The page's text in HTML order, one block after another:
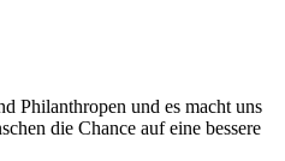
Philanthropen und es macht uns
die Chance auf eine bessere